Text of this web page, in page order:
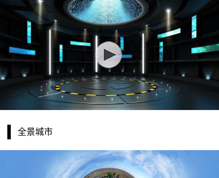
依规划馆跟随讲解员一起回顾
了克拉玛依的创业历史，浏览
了当前克拉玛依的城市发展，
展望了克拉玛依未来的城市规
划。全体党员重温了入党誓
技成果，数字沙盘系统项目的
建成，对克拉玛依市发展信息
产业具有重要意义。
全景城市